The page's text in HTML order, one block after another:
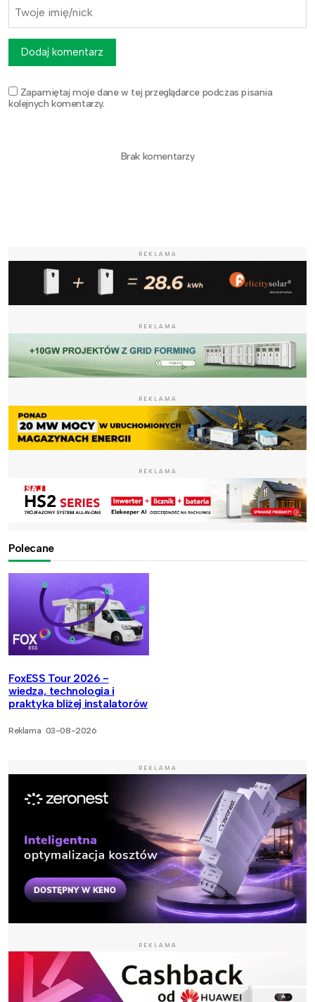
Zapamiętaj moje dane w tej przeglądarce podczas pisania
kolejnych komentarzy.
Dodaj komentarz
Brak komentarzy
REKLAMA
REKLAMA
REKLAMA
REKLAMA
Polecane
FoxESS Tour 2026 -
wiedza, technologia i
praktyka bliżej instalatorów
Reklama 03-08-2026
REKLAMA
REKLAMA